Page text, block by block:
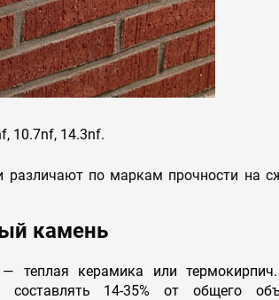
10.7nf, 14.3nf.
различают по маркам прочности на
камень
— теплая керамика или
составлять 14-35% от общего